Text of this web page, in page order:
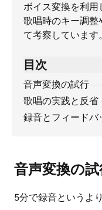
ボイス変換を利用
歌唱時のキー調整
て考察しています。
目次
音声変換の試行
歌唱の実践と反省
録音とフィードバ
音声変換の
5分で録音というより